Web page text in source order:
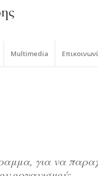
Multimedia
για να